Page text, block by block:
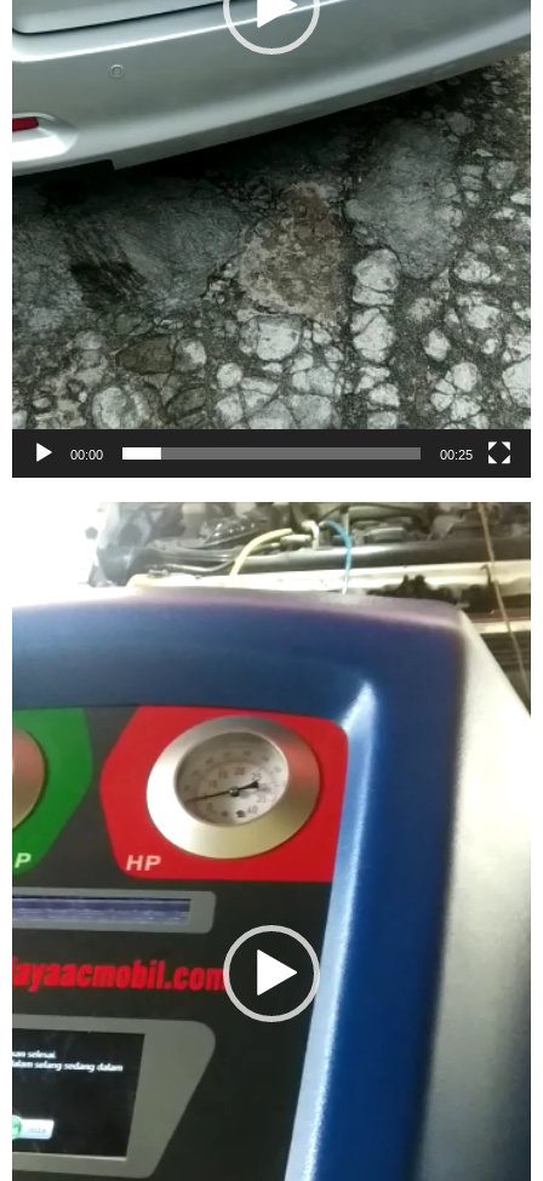
00:00 00:25